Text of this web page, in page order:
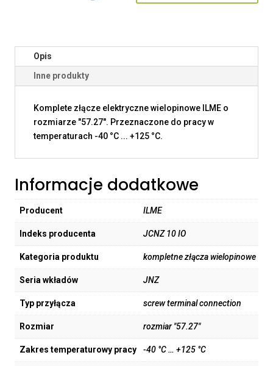
Opis
Inne produkty
Komplete złącze elektryczne wielopinowe ILME o
rozmiarze "57.27". Przeznaczone do pracy w
temperaturach -40 °C ... +125 °C.
Informacje dodatkowe
Producent ILME
Indeks producenta JCNZ 10 IO
Kategoria produktu kompletne złącza wielopinowe
Seria wkładów JNZ
Typ przyłącza screw terminal connection
Rozmiar rozmiar "57.27"
Zakres temperaturowy pracy -40 °C … +125 °C